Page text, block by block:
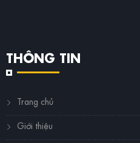
THÔNG TIN
Trang chủ
Giới thiệu